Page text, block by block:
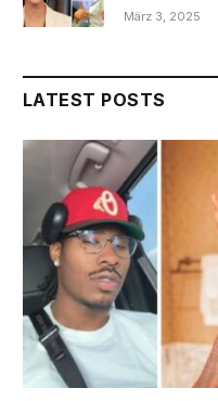
März 3, 2025
LATEST POSTS